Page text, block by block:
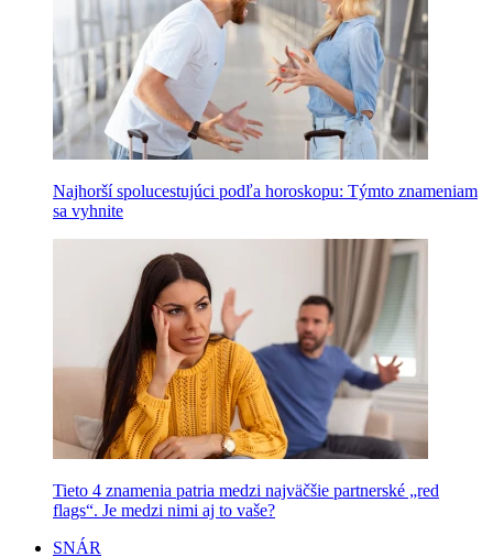
Najhorší spolucestujúci podľa horoskopu: Týmto znameniam
sa vyhnite
Tieto 4 znamenia patria medzi najväčšie partnerské „red
flags“. Je medzi nimi aj to vaše?
SNÁR